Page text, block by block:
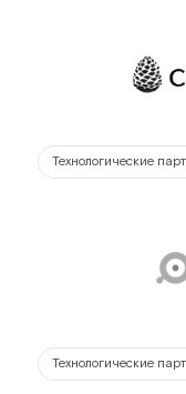
Технологические
Технологические